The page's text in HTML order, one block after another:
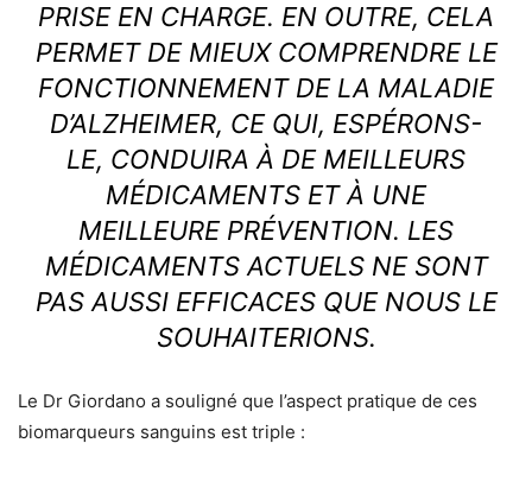
PRISE EN CHARGE. EN OUTRE, CELA
PERMET DE MIEUX COMPRENDRE LE
FONCTIONNEMENT DE LA MALADIE
D’ALZHEIMER, CE QUI, ESPÉRONS-
LE, CONDUIRA À DE MEILLEURS
MÉDICAMENTS ET À UNE
MEILLEURE PRÉVENTION. LES
MÉDICAMENTS ACTUELS NE SONT
PAS AUSSI EFFICACES QUE NOUS LE
SOUHAITERIONS.
Le Dr Giordano a souligné que l’aspect pratique de ces
biomarqueurs sanguins est triple :